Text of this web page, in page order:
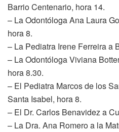
Barrio Centenario, hora 14.
– La Odontóloga Ana Laura
hora 8.
– La Pediatra Irene Ferreira a
– La Odontóloga Viviana
hora 8.30.
– El Pediatra Marcos de los
Santa Isabel, hora 8.
– El Dr. Carlos Benavidez a
– La Dra. Ana Romero a la